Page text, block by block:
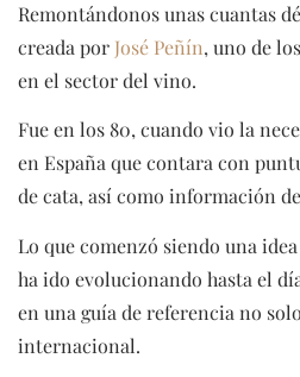
Remontándonos unas cuantas
creada por José Peñín, uno de
en el sector del vino.
Fue en los 80, cuando vio la
en España que contara con
de cata, así como información
Lo que comenzó siendo una
ha ido evolucionando hasta el
en una guía de referencia no
internacional.